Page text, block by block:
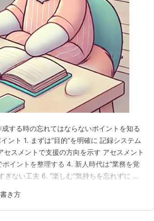
する時の忘れてはならないポイントを知る
ント 1. まずは“目的”を明確に 記録システム
スメントで支援の方向を示す アセスメント
イントを整理する 4. 新人時代は“業務を覚
ない工夫 6. “楽しむ”気持ちを忘れずに お
師として働くことになるみなさんに向け
き方